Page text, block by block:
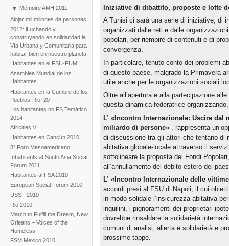
Mémoire AMH 2011
La construcción de la AMH
Alojar mil millones de personas
2012: iLuchando y
construyendo en solidaridad la
Vía Urbana y Comunitaria para
habitar bien en nuestro planeta!
Habitantes en el FSU-FUM
Asamblea Mundial de los
Habitantes
Habitantes en la Cumbre de los
Pueblos-Rio+20
Los habitantes no FS Temático
2014
Africities VI
Habitantes en Cancún 2010
8° Foro Mesoamericano
Inhabitants at South Asia Social
Forum 2011
Habitantes al FSA 2010
European Social Forum 2010
USSF 2010
Rio 2010
March to Fulfill the Dream, New
Orleans – Voices of the
Homeless
FSM Mexico 2010
Iniziative di dibattito, proposte e lotte
A Tunisi ci sarà una serie di iniziative, di
organizzati dalle reti e dalle
popolari, per riempire di contenuti e di
convergenza.
In particolare, tenuto conto dei problemi
di questo paese, malgrado la Primavera
utile anche per le organizzazioni sociali
Oltre all’apertura e alla partecipazione
questa dinamica federatrice
L’ «Incontro Internazionale: Uscire dal
miliardo di persone», rappresenta
di discussione tra gli attori che tentano di
abitativa globale-locale attraverso il
sottolineare la proposta dei Fondi
all’annullamento del debito estero dei
L’ «Incontro Internazionale delle
accordi presi al FSU di Napoli, il cui
in modo solidale l’insicurezza abitativa
inquilini, i pignoramenti dei proprietari
dovrebbe rinsaldare la solidarietà
comuni di analisi, allerta e solidarietà e
prossime tappe.